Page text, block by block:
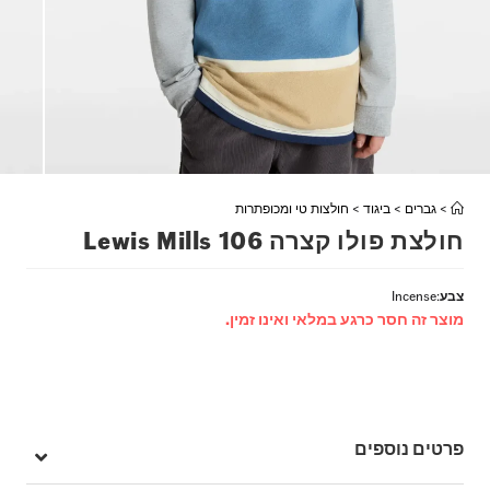
> גברים > ביגוד > חולצות טי ומכופתרות
חולצת פולו קצרה Lewis Mills 106
צבע:
Incense
מוצר זה חסר כרגע במלאי ואינו זמין.
פרטים נוספים